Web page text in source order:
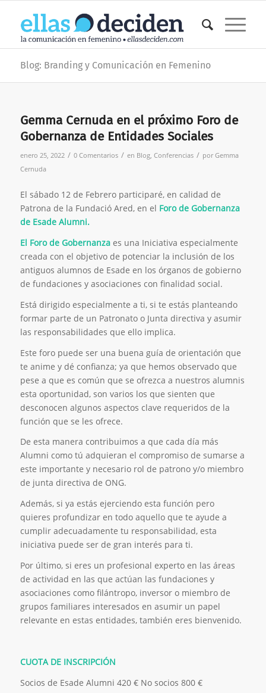
Blog: Branding y Comunicación en Femenino
Gemma Cernuda en el próximo Foro de
Gobernanza de Entidades Sociales
enero 25, 2022 / 0 Comentarios / en Blog, Conferencias / porGemma
Cernuda
El sábado 12 de Febrero participaré, en calidad de
Patrona de la Fundació Ared, en el Foro de Gobernanza
de Esade Alumni.
El Foro de Gobernanza es una Iniciativa especialmente
creada con el objetivo de potenciar la inclusión de los
antiguos alumnos de Esade en los órganos de gobierno
de fundaciones y asociaciones con finalidad social.
Está dirigido especialmente a ti, si te estás planteando
formar parte de un Patronato o Junta directiva y asumir
las responsabilidades que ello implica.
Este foro puede ser una buena guía de orientación que
te anime y dé confianza; ya que hemos observado que
pese a que es común que se ofrezca a nuestros alumnis
esta oportunidad, son varios los que sienten que
desconocen algunos aspectos clave requeridos de la
función que se les ofrece.
De esta manera contribuimos a que cada día más
Alumni como tú adquieran el compromiso de sumarse a
este importante y necesario rol de patrono y/o miembro
de junta directiva de ONG.
Además, si ya estás ejerciendo esta función pero
quieres profundizar en todo aquello que te ayude a
cumplir adecuadamente tu responsabilidad, esta
iniciativa puede ser de gran interés para ti.
Por último, si eres un profesional experto en las áreas
de actividad en las que actúan las fundaciones y
asociaciones como filántropo, inversor o miembro de
grupos familiares interesados en asumir un papel
relevante en estas entidades, también eres bienvenido.
CUOTA DE INSCRIPCIÓN
Socios de Esade Alumni 420 € No socios 800 €